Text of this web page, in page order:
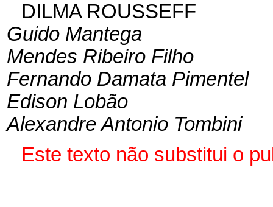
DILMA ROUSSEFF
Guido Mantega
Mendes Ribeiro Filho
Fernando Damata Pimentel
Edison Lobão
Alexandre Antonio Tombini
Este texto não substitui o